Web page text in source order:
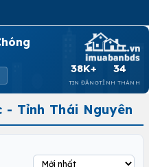
38K+
TIN ĐĂNG
34
TỈNH THÀNH
- Tỉnh Thái Nguyên